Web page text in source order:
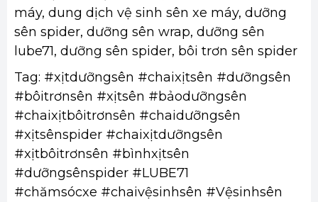
máy, dung dịch vệ sinh sên xe máy, dưỡng
sên spider, dưỡng sên wrap, dưỡng sên
lube71, dưỡng sên spider, bôi trơn sên spider
Tag: #xịtdưỡngsên #chaixịtsên #dưỡngsên
#bôitrơnsên #xịtsên #bảodưỡngsên
#chaixịtbôitrơnsên #chaidưỡngsên
#xịtsênspider #chaixịtdưỡngsên
#xịtbôitrơnsên #bìnhxịtsên
#dưỡngsênspider #LUBE71
#chămsócxe #chaivệsinhsên #Vệsinhsên